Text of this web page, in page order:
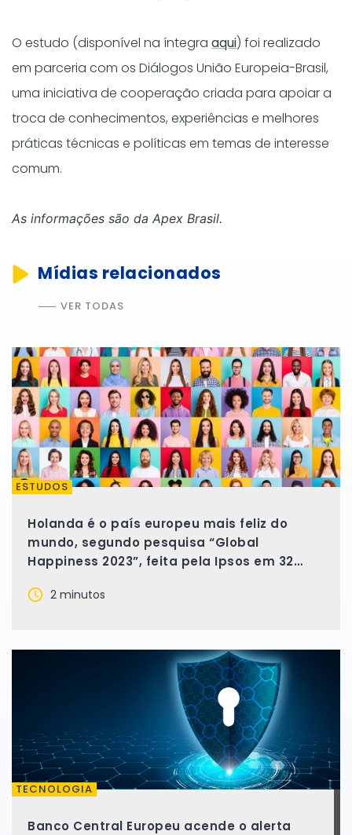
O estudo (disponível na íntegra aqui) foi realizado
em parceria com os Diálogos União Europeia-Brasil,
uma iniciativa de cooperação criada para apoiar a
troca de conhecimentos, experiências e melhores
práticas técnicas e políticas em temas de interesse
comum.
As informações são da Apex Brasil.
Mídias relacionados
VER TODAS
ESTUDOS
Holanda é o país europeu mais feliz do
mundo, segundo pesquisa “Global
Happiness 2023”, feita pela Ipsos em 32
2 minutos
TECNOLOGIA
Banco Central Europeu acende o alerta